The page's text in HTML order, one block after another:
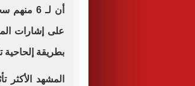
أن لـ 6
على إشارات
بطريقة إلحاحية